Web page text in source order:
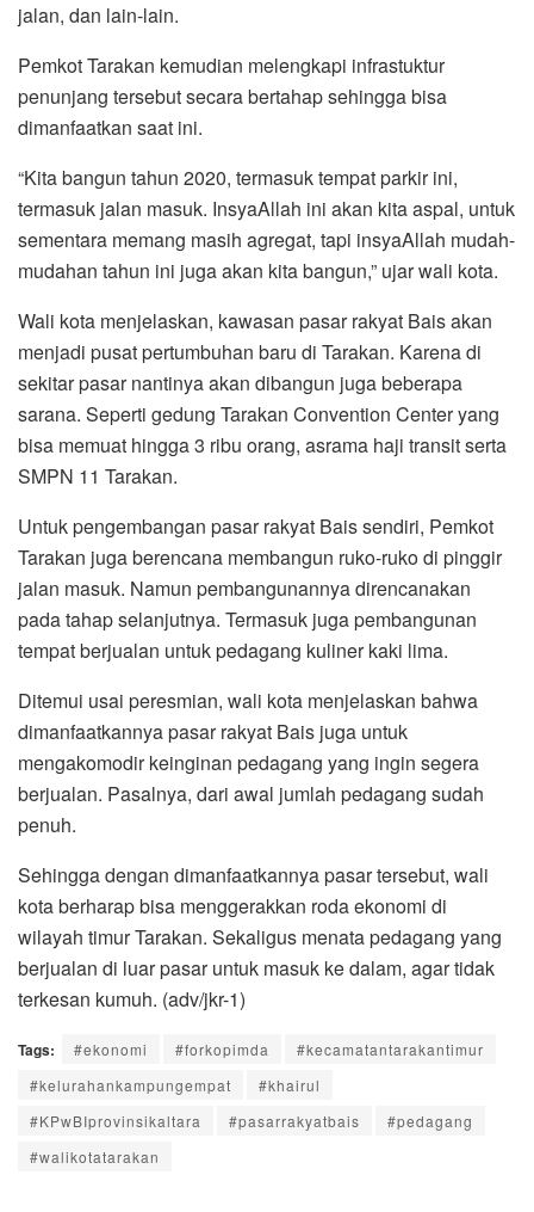
jalan, dan lain-lain.
Pemkot Tarakan kemudian melengkapi infrastuktur
penunjang tersebut secara bertahap sehingga bisa
dimanfaatkan saat ini.
“Kita bangun tahun 2020, termasuk tempat parkir ini,
termasuk jalan masuk. InsyaAllah ini akan kita aspal, untuk
sementara memang masih agregat, tapi insyaAllah mudah-
mudahan tahun ini juga akan kita bangun,” ujar wali kota.
Wali kota menjelaskan, kawasan pasar rakyat Bais akan
menjadi pusat pertumbuhan baru di Tarakan. Karena di
sekitar pasar nantinya akan dibangun juga beberapa
sarana. Seperti gedung Tarakan Convention Center yang
bisa memuat hingga 3 ribu orang, asrama haji transit serta
SMPN 11 Tarakan.
Untuk pengembangan pasar rakyat Bais sendiri, Pemkot
Tarakan juga berencana membangun ruko-ruko di pinggir
jalan masuk. Namun pembangunannya direncanakan
pada tahap selanjutnya. Termasuk juga pembangunan
tempat berjualan untuk pedagang kuliner kaki lima.
Ditemui usai peresmian, wali kota menjelaskan bahwa
dimanfaatkannya pasar rakyat Bais juga untuk
mengakomodir keinginan pedagang yang ingin segera
berjualan. Pasalnya, dari awal jumlah pedagang sudah
penuh.
Sehingga dengan dimanfaatkannya pasar tersebut, wali
kota berharap bisa menggerakkan roda ekonomi di
wilayah timur Tarakan. Sekaligus menata pedagang yang
berjualan di luar pasar untuk masuk ke dalam, agar tidak
terkesan kumuh. (adv/jkr-1)
Tags: #ekonomi #forkopimda
#kecamatantarakantimur
#kelurahankampungempat
#khairul
#KPwBIprovinsikaltara
#pasarrakyatbais
#pedagang
#walikotatarakan